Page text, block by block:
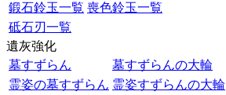
鍛石鈴玉一覧 喪色鈴玉一覧
砥石刃一覧
遺灰強化
墓すずらん
墓すずらんの大輪
霊姿の墓すずらん 霊姿すずらんの大輪